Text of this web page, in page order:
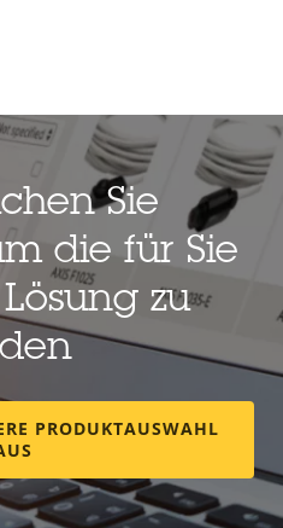
Sie
die für Sie
zu
PRODUKTAUSWAHL